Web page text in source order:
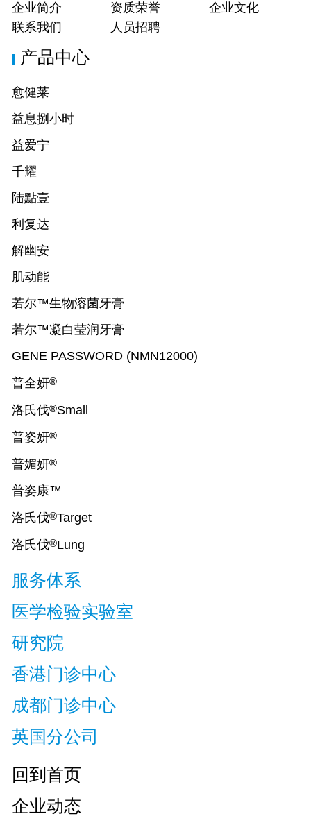
企业简介 资质荣誉
企业文化
联系我们
人员招聘
产品中心
愈健莱
益息捌小时
益爱宁
千耀
陆點壹
利复达
解幽安
肌动能
若尔™生物溶菌牙膏
若尔™凝白莹润牙膏
GENE PASSWORD (NMN12000)
普全妍®
洛氏伐®Small
普姿妍®
普媚妍®
普姿康™
洛氏伐®Target
洛氏伐®Lung
服务体系
医学检验实验室
研究院
香港门诊中心
成都门诊中心
英国分公司
回到首页
企业动态